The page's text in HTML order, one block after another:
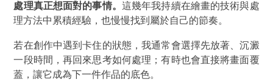
處理真正想面對的事情。 這幾年我持續在繪畫的技術與處
理方法中累積經驗，也慢慢找到屬於自己的節奏。
若在創作中遇到卡住的狀態，我通常會選擇先放著、沉澱
一段時間，再回來思考如何處理；有時也會直接將畫面覆
蓋，讓它成為下一件作品的底色。